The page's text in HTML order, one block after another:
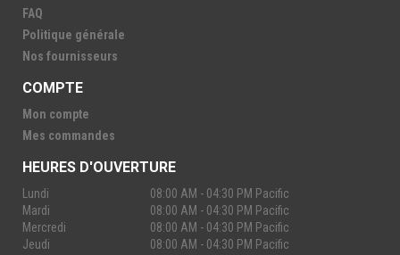
FAQ
Politique générale
Nos fournisseurs
COMPTE
Mon compte
Mes commandes
HEURES D'OUVERTURE
Lundi
08:00 AM - 04:30 PM Pacific
Mardi
08:00 AM - 04:30 PM Pacific
Mercredi
08:00 AM - 04:30 PM Pacific
Jeudi
08:00 AM - 04:30 PM Pacific